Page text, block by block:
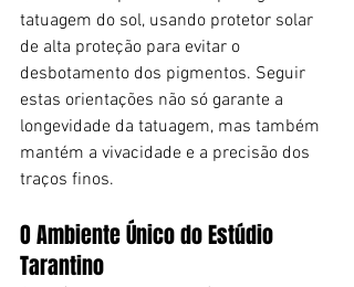
tatuagem do sol, usando protetor solar
de alta proteção para evitar o
desbotamento dos pigmentos. Seguir
estas orientações não só garante a
longevidade da tatuagem, mas também
mantém a vivacidade e a precisão dos
traços finos.
O Ambiente Único do Estúdio
Tarantino